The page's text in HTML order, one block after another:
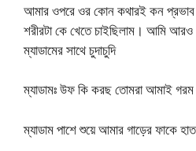
আমার ওপরে ওর কোন কথারই কন
শরীরটা কে খেতে চাইছিলাম। আমি
ম্যাডামের সাথে চুদাচুদি
ম্যাডামঃ উফ কি করছ তোমরা আমাই গরম
ম্যাডাম পাশে শুয়ে আমার গাড়ের ফাকে